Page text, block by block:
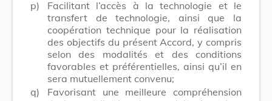
p)
Facilitant l’accès à la technologie et le
transfert de technologie, ainsi que la
coopération technique pour la réalisation
des objectifs du présent Accord, y compris
selon des modalités et des conditions
favorables et préférentielles, ainsi qu’il en
sera mutuellement convenu;
q)
Favorisant une meilleure compréhension